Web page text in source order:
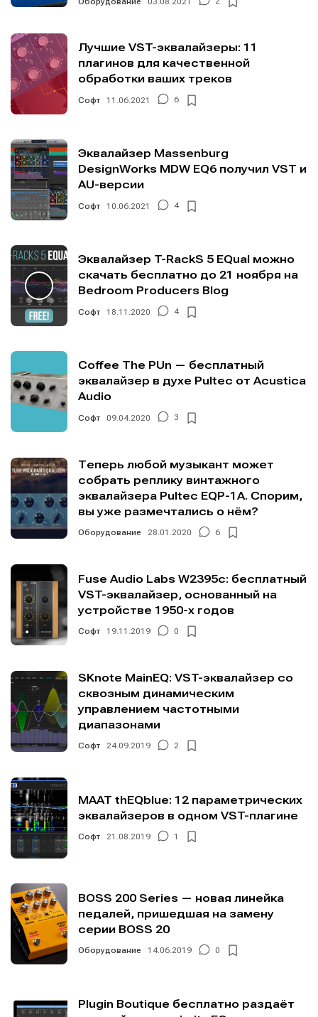
Лучшие VST-эквалайзеры: 11
плагинов для качественной
обработки ваших треков
Софт 11.06.2021 6
Эквалайзер Massenburg
DesignWorks MDW EQ6 получил VST и
AU-версии
Софт 10.06.2021 4
Эквалайзер T-RackS 5 EQual можно
скачать бесплатно до 21 ноября на
Bedroom Producers Blog
Софт 18.11.2020 4
Coffee The PUn — бесплатный
эквалайзер в духе Pultec от Acustica
Audio
Софт 09.04.2020 3
Теперь любой музыкант может
собрать реплику винтажного
эквалайзера Pultec EQP-1A. Спорим,
вы уже размечтались о нём?
Оборудование 28.01.2020 6
Fuse Audio Labs W2395c: бесплатный
VST-эквалайзер, основанный на
устройстве 1950-х годов
Софт 19.11.2019 0
SKnote MainEQ: VST-эквалайзер со
сквозным динамическим
управлением частотными
диапазонами
Софт 24.09.2019 2
MAAT thEQblue: 12 параметрических
эквалайзеров в одном VST-плагине
Софт 21.08.2019 1
BOSS 200 Series — новая линейка
педалей, пришедшая на замену
серии BOSS 20
Оборудование 14.06.2019 0
Plugin Boutique бесплатно раздаёт